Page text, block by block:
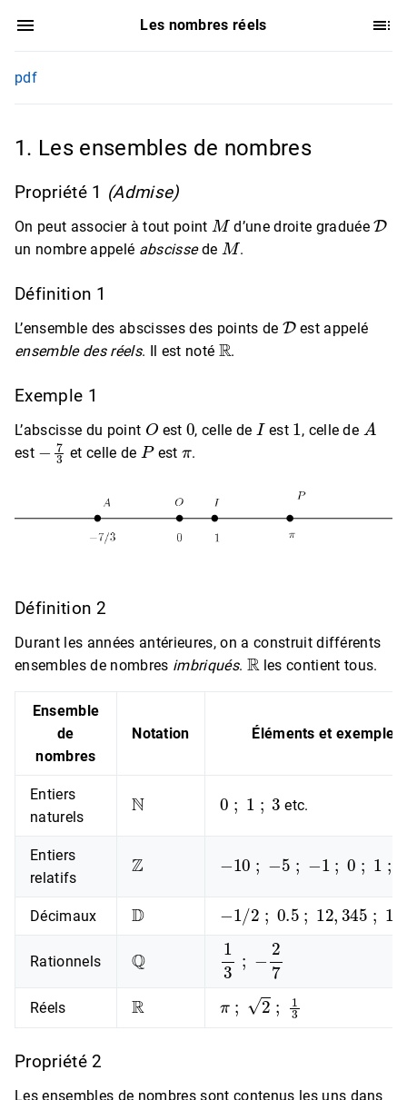
Les nombres réels
pdf
1. Les ensembles de nombres
Propriété 1 (Admise)
On peut associer à tout point
M
d’une droite graduée
D
un nombre appelé abscissede
M
.
Définition 1
L’ensemble des abscisses des points de
D
est appelé
ensemble des réels. Il est noté
R
.
Exemple 1
L’abscisse du point
O
est
0
, celle de
I
est
1
, celle de
A
est
−73
et celle de
P
est
π
.
Définition 2
Durant les années antérieures, on a construit différents
ensembles de nombres imbriqués.
R
les contient tous.
Ensemble
de
nombres
Notation Éléments et exemples
Entiers
naturels
N 0 3
etc.
Entiers
relatifs
Z 10 − 1 3
Décimaux
D 1 /2 0.5 ;12 345; 1
Rationnels
Q 13 7
Réels
R 13
Propriété 2
Les ensembles de nombres sont contenus les uns dans